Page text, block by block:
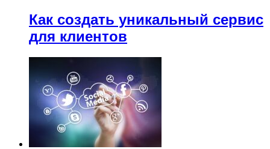
Как создать уникальный сервис
для клиентов